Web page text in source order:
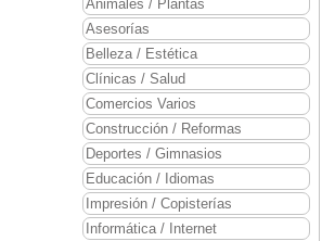
Animales / Plantas
Asesorías
Belleza / Estética
Clínicas / Salud
Comercios Varios
Construcción / Reformas
Deportes / Gimnasios
Educación / Idiomas
Impresión / Copisterías
Informática / Internet